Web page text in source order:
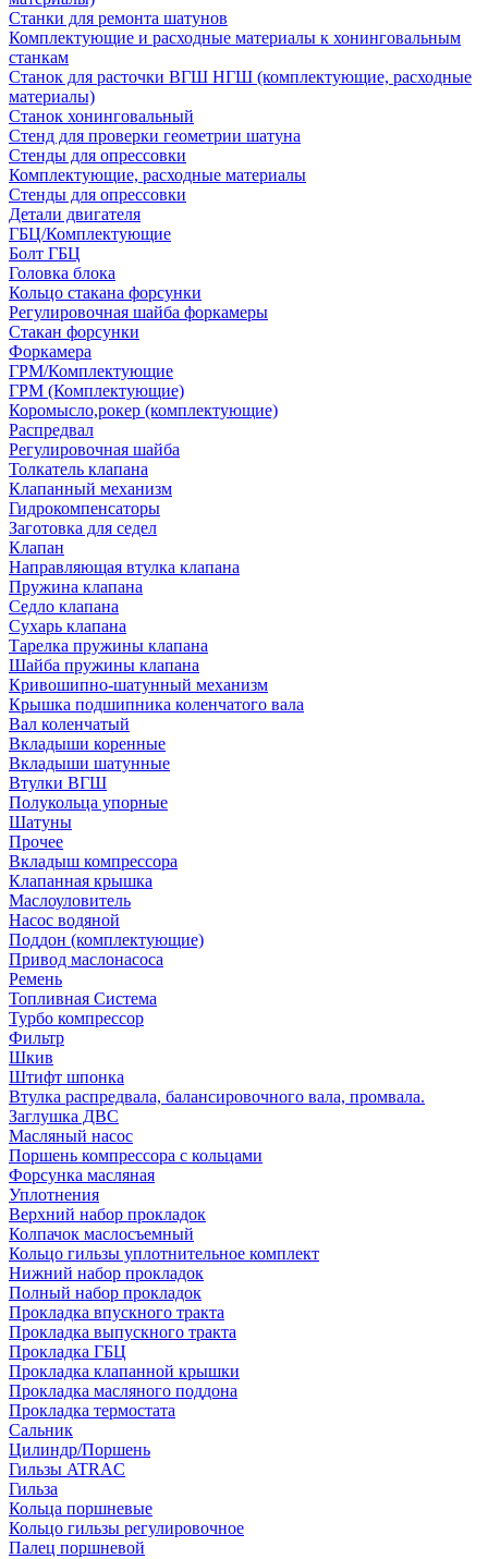
Станки для ремонта шатунов
Комплектующие и расходные материалы к хонинговальным
станкам
Станок для расточки ВГШ НГШ (комплектующие, расходные
материалы)
Станок хонинговальный
Стенд для проверки геометрии шатуна
Стенды для опрессовки
Комплектующие, расходные материалы
Стенды для опрессовки
Детали двигателя
ГБЦ/Комплектующие
Болт ГБЦ
Головка блока
Кольцо стакана форсунки
Регулировочная шайба форкамеры
Стакан форсунки
Форкамера
ГРМ/Комплектующие
ГРМ (Комплектующие)
Коромысло,рокер (комплектующие)
Распредвал
Регулировочная шайба
Толкатель клапана
Клапанный механизм
Гидрокомпенсаторы
Заготовка для седел
Клапан
Направляющая втулка клапана
Пружина клапана
Седло клапана
Сухарь клапана
Тарелка пружины клапана
Шайба пружины клапана
Кривошипно-шатунный механизм
Крышка подшипника коленчатого вала
Вал коленчатый
Вкладыши коренные
Вкладыши шатунные
Втулки ВГШ
Полукольца упорные
Шатуны
Прочее
Вкладыш компрессора
Клапанная крышка
Маслоуловитель
Насос водяной
Поддон (комплектующие)
Привод маслонасоса
Ремень
Топливная Система
Турбо компрессор
Фильтр
Шкив
Штифт шпонка
Втулка распредвала, балансировочного вала, промвала.
Заглушка ДВС
Масляный насос
Поршень компрессора с кольцами
Форсунка масляная
Уплотнения
Верхний набор прокладок
Колпачок маслосъемный
Кольцо гильзы уплотнительное комплект
Нижний набор прокладок
Полный набор прокладок
Прокладка впускного тракта
Прокладка выпускного тракта
Прокладка ГБЦ
Прокладка клапанной крышки
Прокладка масляного поддона
Прокладка термостата
Сальник
Цилиндр/Поршень
Гильзы ATRAC
Гильза
Кольца поршневые
Кольцо гильзы регулировочное
Палец поршневой